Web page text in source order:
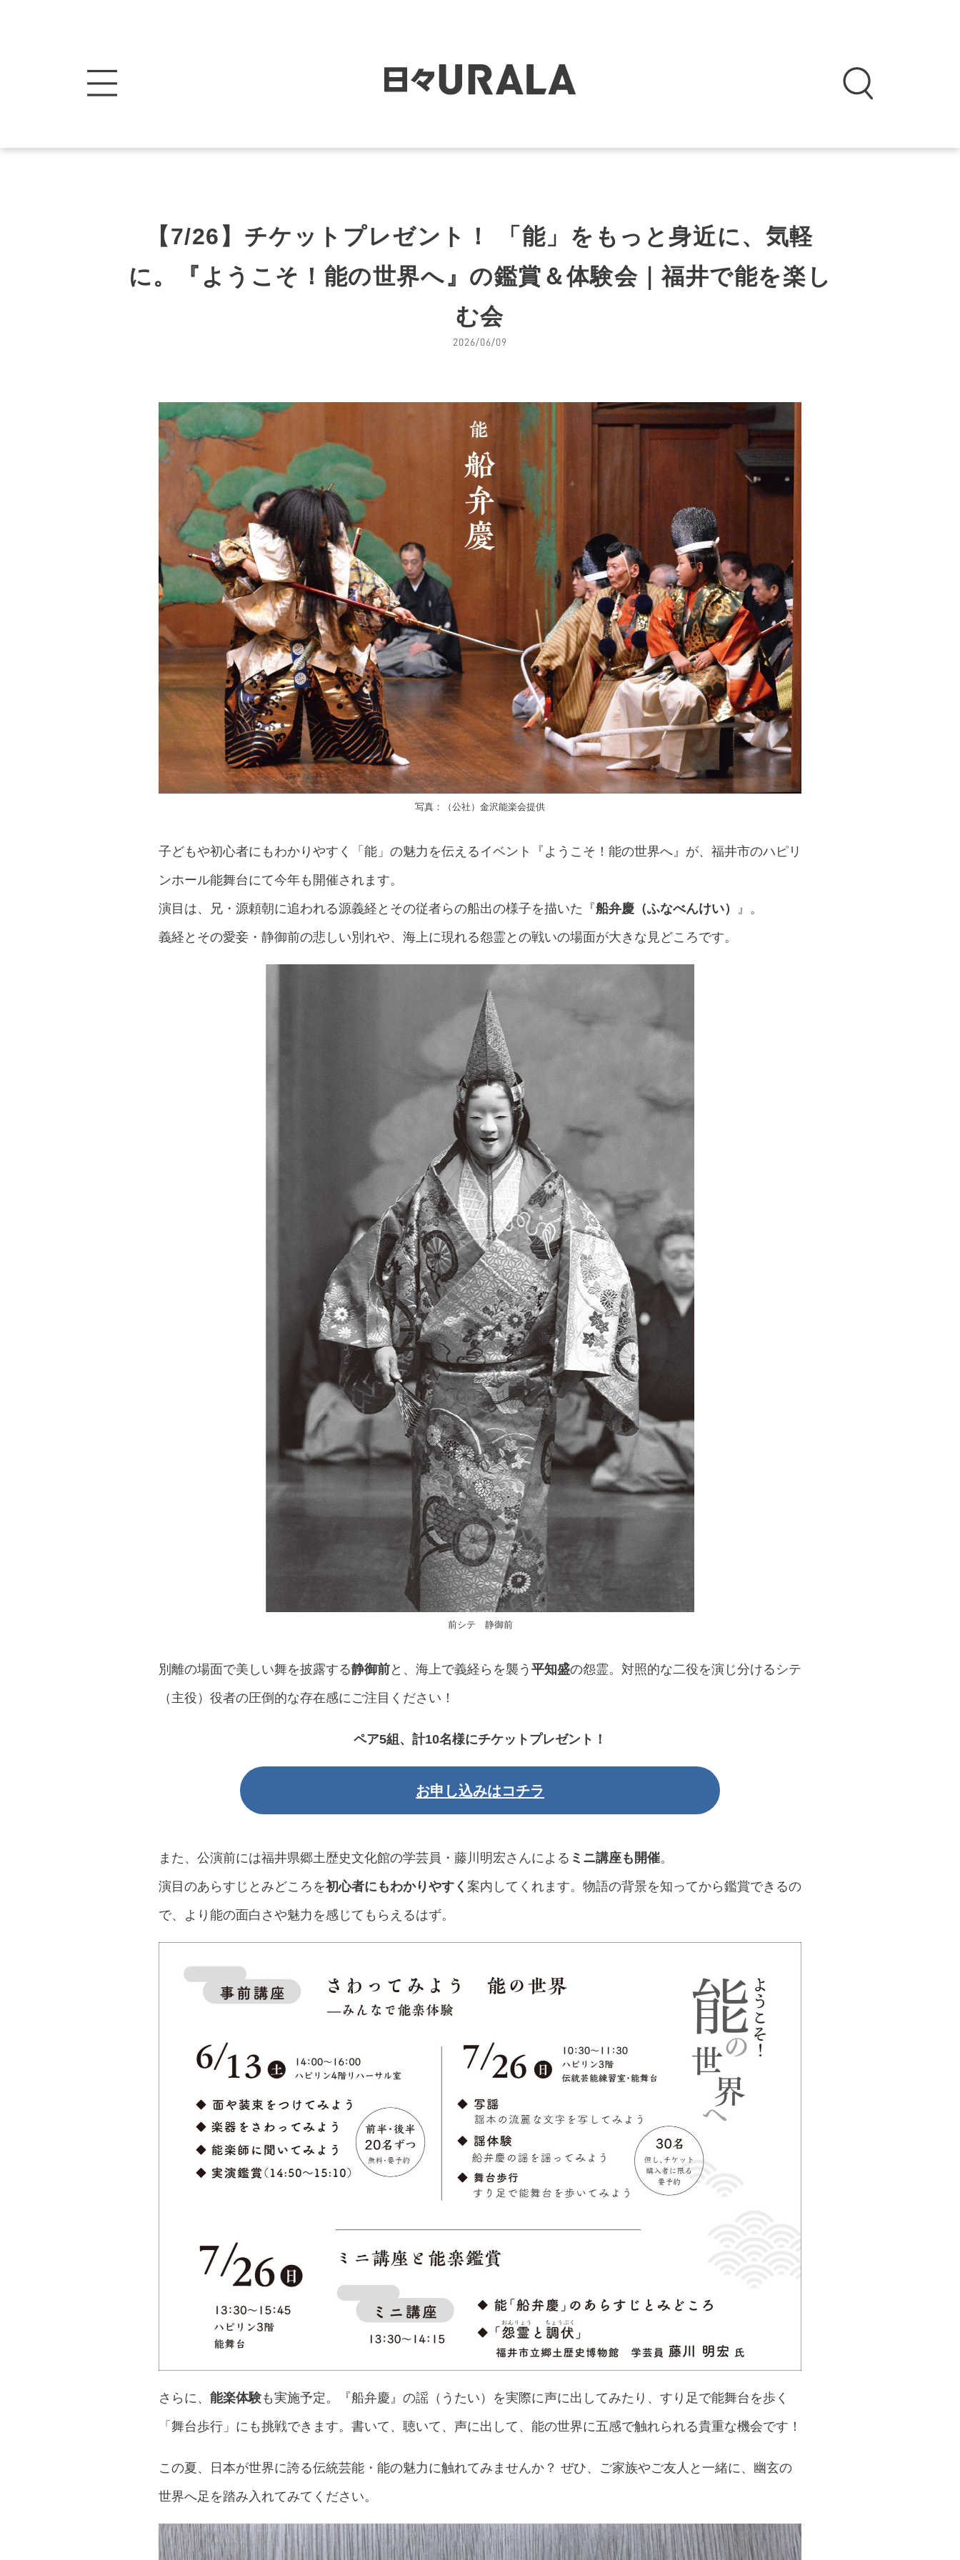
【7/26】チケットプレゼント！ 「能」をもっと身近に、気軽
に。『ようこそ！能の世界へ』の鑑賞＆体験会｜福井で能を楽し
む会
2026/06/09
写真：（公社）金沢能楽会提供
子どもや初心者にもわかりやすく「能」の魅力を伝えるイベント『ようこそ！能の世界へ』が、福井市のハピリ
ンホール能舞台にて今年も開催されます。
演目は、兄・源頼朝に追われる源義経とその従者らの船出の様子を描いた『船弁慶（ふなべんけい）
』。
義経とその愛妾・静御前の悲しい別れや、海上に現れる怨霊との戦いの場面が大きな見どころです。
前シテ 静御前
別離の場面で美しい舞を披露する静御前と、海上で義経らを襲う 平知盛の怨霊。対照的な二役を演じ分けるシテ
（主役）役者の圧倒的な存在感にご注目ください！
ペア5組、計10名様にチケットプレゼント！
お申し込みはコチラ
また、公演前には福井県郷土歴史文化館の学芸員・藤川明宏さんによる ミニ講座も開催。
演目のあらすじとみどころを初心者にもわかりやすく 案内してくれます。物語の背景を知ってから鑑賞できるの
で、より能の面白さや魅力を感じてもらえるはず。
さらに、 能楽体験も実施予定。『船弁慶』の謡（うたい）を実際に声に出してみたり、すり足で能舞台を歩く
「舞台歩行」にも挑戦できます。書いて、聴いて、声に出して、能の世界に五感で触れられる貴重な機会です！
この夏、日本が世界に誇る伝統芸能・能の魅力に触れてみませんか？ ぜひ、ご家族やご友人と一緒に、幽玄の
世界へ足を踏み入れてみてください。